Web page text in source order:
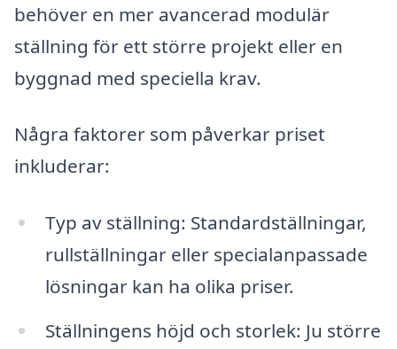
behöver en mer avancerad modulär
ställning för ett större projekt eller en
byggnad med speciella krav.
Några faktorer som påverkar priset
inkluderar:
Typ av ställning: Standardställningar,
rullställningar eller specialanpassade
lösningar kan ha olika priser.
Ställningens höjd och storlek: Ju större